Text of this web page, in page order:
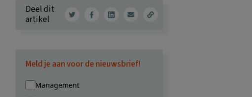
Deel dit
artikel
Meld je aan voor de nieuwsbrief!
Management